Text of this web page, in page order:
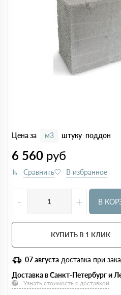
Цена за м3 штуку поддон
6 560 руб
- + В
КУПИТЬ В 1 КЛИК
07 августа доставка при
Доставка в Санкт-Петербург и
Узнать стоимость с доставкой